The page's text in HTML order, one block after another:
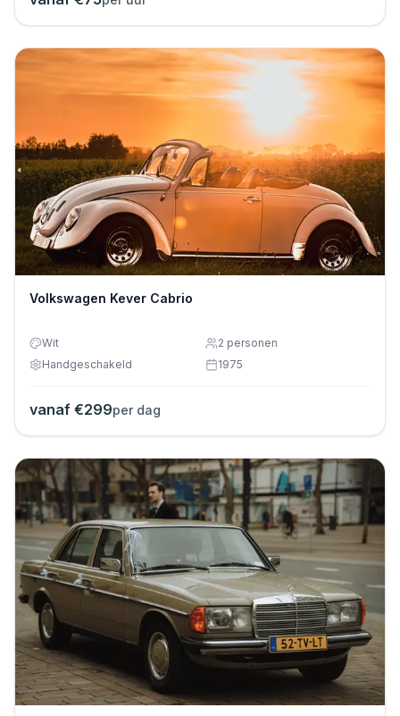
Volkswagen Kever Cabrio
Wit 2 personen
Handgeschakeld
1975
vanaf €299per dag